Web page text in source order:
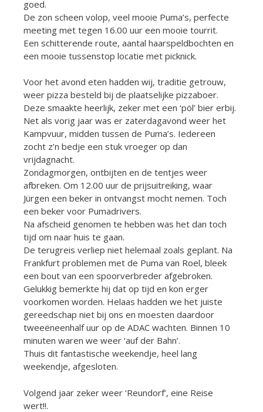
goed.
De zon scheen volop, veel mooie Puma’s, perfecte
meeting met tegen 16.00 uur een mooie tourrit.
Een schitterende route, aantal haarspeldbochten en
een mooie tussenstop locatie met picknick.
Voor het avond eten hadden wij, traditie getrouw,
weer pizza besteld bij de plaatselijke pizzaboer.
Deze smaakte heerlijk, zeker met een ‘pöl’ bier erbij.
Net als vorig jaar was er zaterdagavond weer het
Kampvuur, midden tussen de Puma’s. Iedereen
zocht z’n bedje een stuk vroeger op dan
vrijdagnacht.
Zondagmorgen, ontbijten en de tentjes weer
afbreken. Om 12.00 uur de prijsuitreiking, waar
Jürgen een beker in ontvangst mocht nemen. Toch
een beker voor Pumadrivers.
Na afscheid genomen te hebben was het dan toch
tijd om naar huis te gaan.
De terugreis verliep niet helemaal zoals geplant. Na
Frankfurt problemen met de Puma van Roel, bleek
een bout van een spoorverbreder afgebroken.
Gelukkig bemerkte hij dat op tijd en kon erger
voorkomen worden. Helaas hadden we het juiste
gereedschap niet bij ons en moesten daardoor
tweeëneenhalf uur op de ADAC wachten. Binnen 10
minuten waren we weer ‘auf der Bahn’.
Thuis dit fantastische weekendje, heel lang
weekendje, afgesloten.
Volgend jaar zeker weer ‘Reundorf’, eine Reise
wert!!.